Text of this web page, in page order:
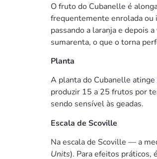
O fruto do Cubanelle é
frequentemente enrolada ou
passando a laranja e depois
sumarenta, o que o torna
Planta
A planta do Cubanelle
produzir 15 a 25 frutos por
sendo sensível às geadas.
Escala de Scoville
Na escala de Scoville — a
Units). Para efeitos práticos,